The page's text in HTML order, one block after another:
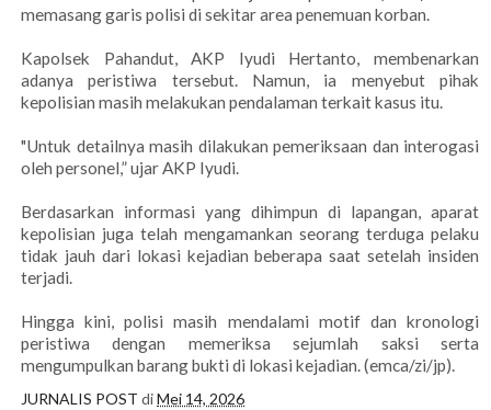
memasang garis polisi di sekitar area penemuan korban.
Kapolsek Pahandut, AKP Iyudi Hertanto, membenarkan
adanya peristiwa tersebut. Namun, ia menyebut pihak
kepolisian masih melakukan pendalaman terkait kasus itu.
"Untuk detailnya masih dilakukan pemeriksaan dan interogasi
oleh personel,” ujar AKP Iyudi.
Berdasarkan informasi yang dihimpun di lapangan, aparat
kepolisian juga telah mengamankan seorang terduga pelaku
tidak jauh dari lokasi kejadian beberapa saat setelah insiden
terjadi.
Hingga kini, polisi masih mendalami motif dan kronologi
peristiwa dengan memeriksa sejumlah saksi serta
mengumpulkan barang bukti di lokasi kejadian. (emca/zi/jp).
JURNALIS POST diMei 14, 2026